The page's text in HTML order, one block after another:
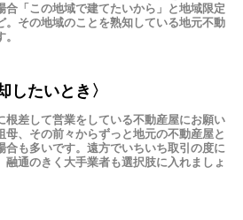
合「この地域で建てたいから」と地域限定
。その地域のことを熟知している地元不動
したいとき〉
根差して営業をしている不動産屋にお願い
母、その前々からずっと地元の不動産屋と
合も多いです。遠方でいちいち取引の度に
通のきく大手業者も選択肢に入れましょ